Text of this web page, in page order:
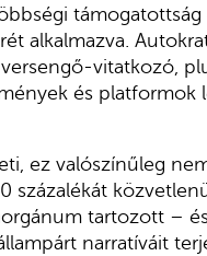
támogatottság
alkalmazva.
vitatkozó,
és platformok
ez valószínűleg
százalékát
tartozott –
narratíváit